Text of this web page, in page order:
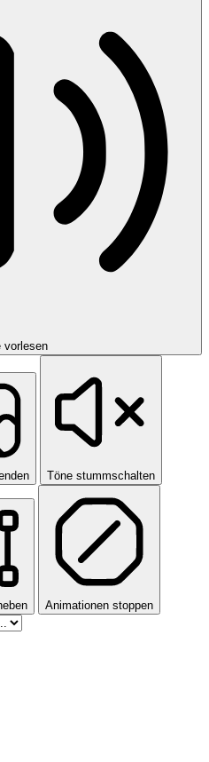
vorlesen
Töne stummschalten
Animationen stoppen